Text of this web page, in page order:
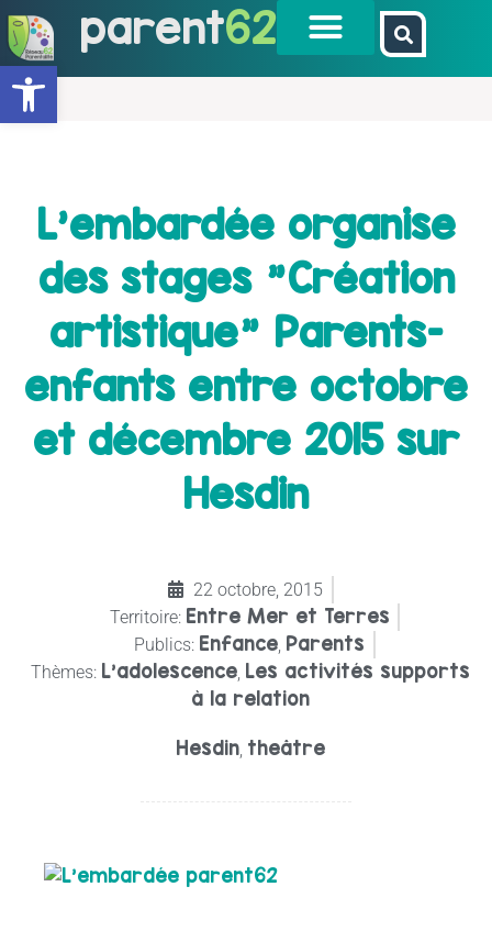
Ouvrir la barre d’outils
parent62
L’embardée organise
des stages "Création
artistique" Parents-
enfants entre octobre
et décembre 2015 sur
Hesdin
22 octobre, 2015
Territoire: Entre Mer et Terres
Publics: Enfance Parents
Thèmes: L’adolescence Les activités supports
à la relation
Hesdin theâtre